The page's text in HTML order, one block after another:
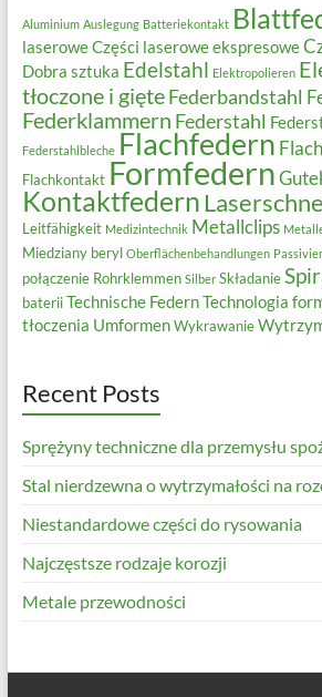
Aluminium Auslegung Batteriekontakt
laseroweCzęści laserowe ekspresowe
Dobra sztuka Edelstahl Elektropolieren
tłoczone i gięteFederbandstahl
Federklammern Federstahl
Federstahlbleche Flachfedern
Flachkontakt Formfedern
Kontaktfedern
Leitfähigkeit Medizintechnik Metallclips
Miedziany beryl Oberflächenbehandlungen
połączenie Rohrklemmen Silber Składanie
baterii Technische FedernTechnologia
tłoczenia Umformen Wykrawanie
Recent Posts
Sprężyny techniczne dla przemysłu
Stal nierdzewna o wytrzymałości na
Niestandardowe części do rysowania
Najczęstsze rodzaje korozji
Metale przewodności